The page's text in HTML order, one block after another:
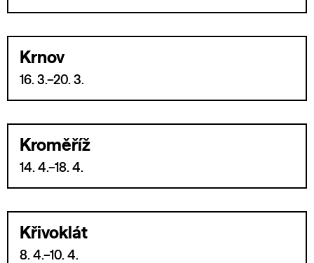
Krnov
16. 3.–20. 3.
Kroměříž
14. 4.–18. 4.
Křivoklát
8. 4.–10. 4.